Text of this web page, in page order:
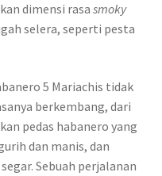
dimensi rasa smoky
selera, seperti pesta
5 Mariachis tidak
berkembang, dari
pedas habanero yang
dan manis, dan
Sebuah perjalanan